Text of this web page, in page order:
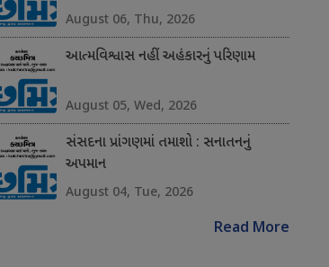
August 06, Thu, 2026
આત્મવિશ્વાસ નહીં અહંકારનું પરિણામ
August 05, Wed, 2026
સંસદના પ્રાંગણમાં તમાશો : સનાતનનું
અપમાન
August 04, Tue, 2026
Read More